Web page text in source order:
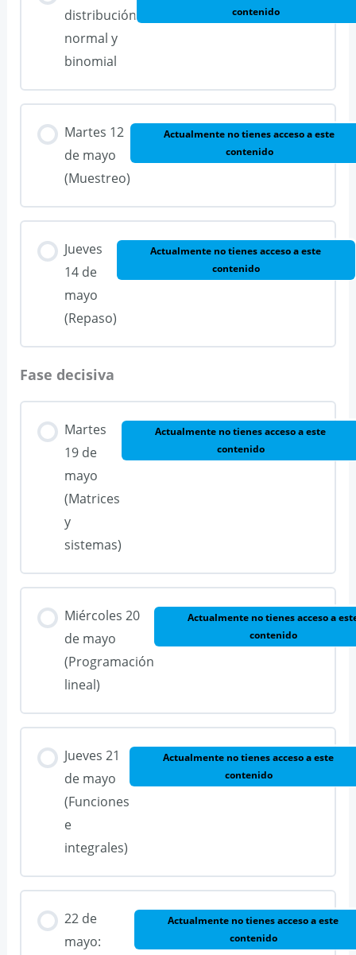
distribución
normal y
binomial
contenido
Martes 12
de mayo
(Muestreo)
Actualmente no tienes acceso a este
contenido
Jueves
14 de
mayo
(Repaso)
Actualmente no tienes acceso a este
contenido
Fase decisiva
Martes
19 de
mayo
(Matrices
y
sistemas)
Actualmente no tienes acceso a este
contenido
Miércoles 20
de mayo
(Programación
lineal)
Actualmente no tienes acceso a
contenido
Jueves 21
de mayo
(Funciones
e
integrales)
Actualmente no tienes acceso a este
contenido
22 de
mayo:
Actualmente no tienes acceso a este
contenido